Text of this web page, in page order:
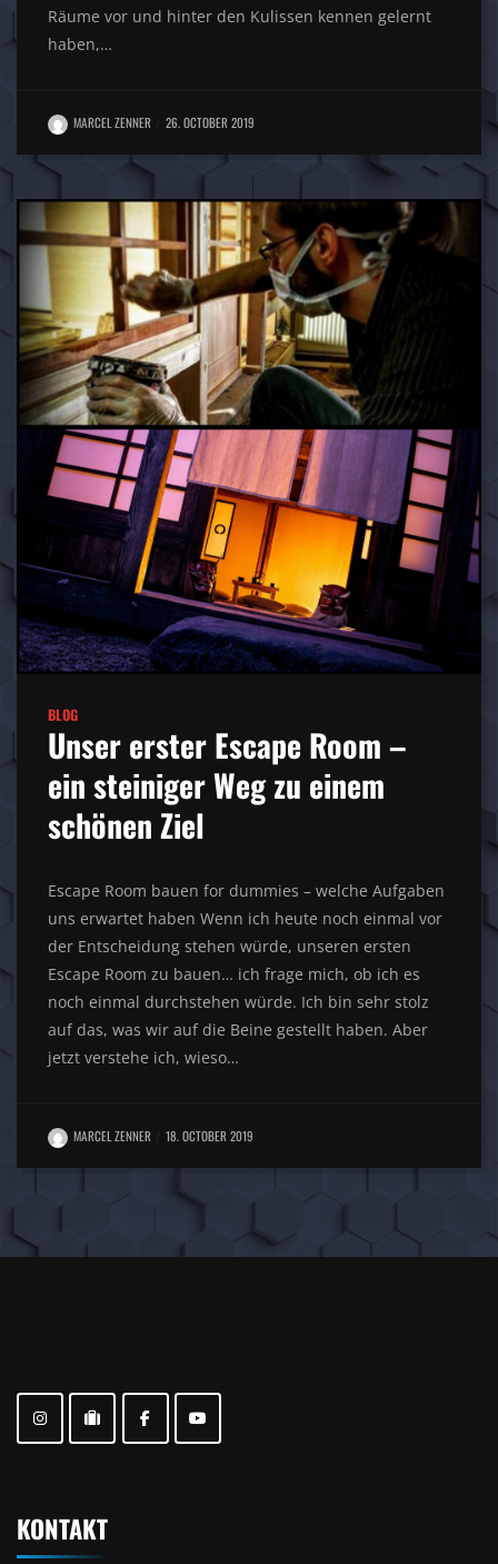
Räume vor und hinter den Kulissen kennen gelernt
haben,…
MARCEL ZENNER 26. OCTOBER 2019
BLOG
Unser erster Escape Room –
ein steiniger Weg zu einem
schönen Ziel
Escape Room bauen for dummies – welche Aufgaben
uns erwartet haben Wenn ich heute noch einmal vor
der Entscheidung stehen würde, unseren ersten
Escape Room zu bauen… ich frage mich, ob ich es
noch einmal durchstehen würde. Ich bin sehr stolz
auf das, was wir auf die Beine gestellt haben. Aber
jetzt verstehe ich, wieso…
MARCEL ZENNER 18. OCTOBER 2019
KONTAKT